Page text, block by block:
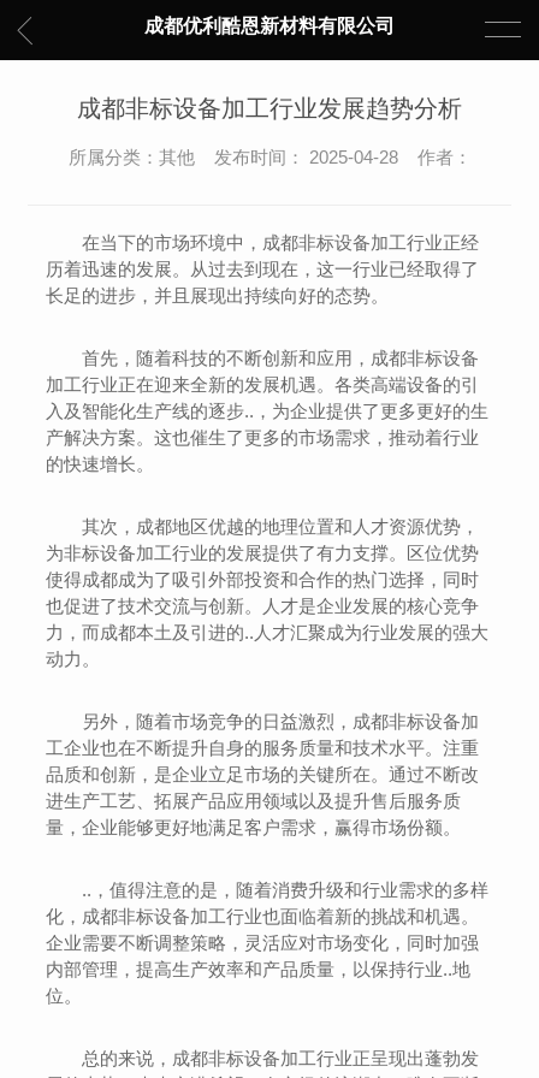
成都优利酷恩新材料有限公司
成都非标设备加工行业发展趋势分析
所属分类：其他 发布时间： 2025-04-28 作者：
在当下的市场环境中，成都非标设备加工行业正经
历着迅速的发展。从过去到现在，这一行业已经取得了
长足的进步，并且展现出持续向好的态势。
首先，随着科技的不断创新和应用，成都非标设备
加工行业正在迎来全新的发展机遇。各类高端设备的引
入及智能化生产线的逐步..，为企业提供了更多更好的生
产解决方案。这也催生了更多的市场需求，推动着行业
的快速增长。
其次，成都地区优越的地理位置和人才资源优势，
为非标设备加工行业的发展提供了有力支撑。区位优势
使得成都成为了吸引外部投资和合作的热门选择，同时
也促进了技术交流与创新。人才是企业发展的核心竞争
力，而成都本土及引进的..人才汇聚成为行业发展的强大
动力。
另外，随着市场竞争的日益激烈，成都非标设备加
工企业也在不断提升自身的服务质量和技术水平。注重
品质和创新，是企业立足市场的关键所在。通过不断改
进生产工艺、拓展产品应用领域以及提升售后服务质
量，企业能够更好地满足客户需求，赢得市场份额。
..，值得注意的是，随着消费升级和行业需求的多样
化，成都非标设备加工行业也面临着新的挑战和机遇。
企业需要不断调整策略，灵活应对市场变化，同时加强
内部管理，提高生产效率和产品质量，以保持行业..地
位。
总的来说，成都非标设备加工行业正呈现出蓬勃发